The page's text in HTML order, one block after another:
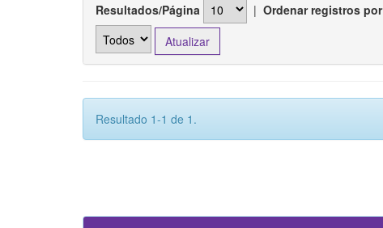
Resultados/Página | Ordenar registros por
Resultado 1-1 de 1.